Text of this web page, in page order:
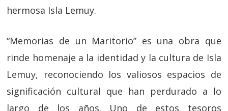
hermosa Isla Lemuy.
“Memorias de un Maritorio” es una obra que
rinde homenaje a la identidad y la cultura de Isla
Lemuy, reconociendo los valiosos espacios de
significación cultural que han perdurado a lo
largo de los años. Uno de estos tesoros